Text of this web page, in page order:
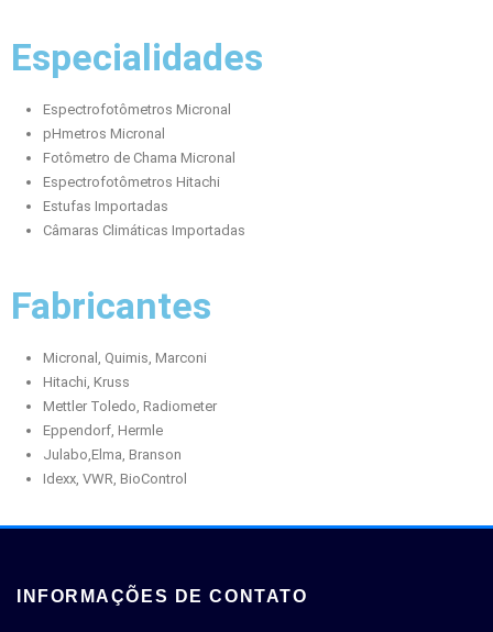
Especialidades
Espectrofotômetros Micronal
pHmetros Micronal
Fotômetro de Chama Micronal
Espectrofotômetros Hitachi
Estufas Importadas
Câmaras Climáticas Importadas
Fabricantes
Micronal, Quimis, Marconi
Hitachi, Kruss
Mettler Toledo, Radiometer
Eppendorf, Hermle
Julabo,Elma, Branson
Idexx, VWR, BioControl
INFORMAÇÕES DE CONTATO